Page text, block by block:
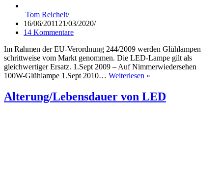
Tom Reichelt
16/06/2011 21/03/2020
14 Kommentare
Im Rahmen der EU-Verordnung 244/2009 werden Glühlampen
schrittweise vom Markt genommen. Die LED-Lampe gilt als
gleichwertiger Ersatz. 1.Sept 2009 – Auf Nimmerwiedersehen
100W-Glühlampe 1.Sept 2010… Weiterlesen »
Lampe
braucht
Alterung/Lebensdauer von LED